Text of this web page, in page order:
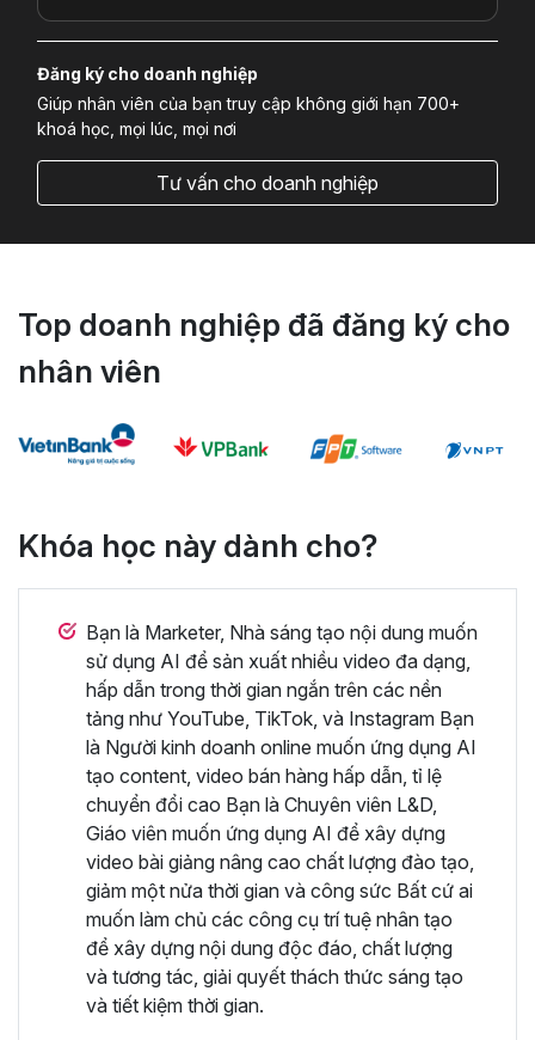
Đăng ký cho doanh nghiệp
Giúp nhân viên của bạn truy cập không giới hạn 700+
khoá học, mọi lúc, mọi nơi
Tư vấn cho doanh nghiệp
Top doanh nghiệp đã đăng ký cho
nhân viên
Khóa học này dành cho?
Bạn là Marketer, Nhà sáng tạo nội dung muốn
sử dụng AI để sản xuất nhiều video đa dạng,
hấp dẫn trong thời gian ngắn trên các nền
tảng như YouTube, TikTok, và Instagram Bạn
là Người kinh doanh online muốn ứng dụng AI
tạo content, video bán hàng hấp dẫn, tỉ lệ
chuyển đổi cao Bạn là Chuyên viên L&D,
Giáo viên muốn ứng dụng AI để xây dựng
video bài giảng nâng cao chất lượng đào tạo,
giảm một nửa thời gian và công sức Bất cứ ai
muốn làm chủ các công cụ trí tuệ nhân tạo
để xây dựng nội dung độc đáo, chất lượng
và tương tác, giải quyết thách thức sáng tạo
và tiết kiệm thời gian.